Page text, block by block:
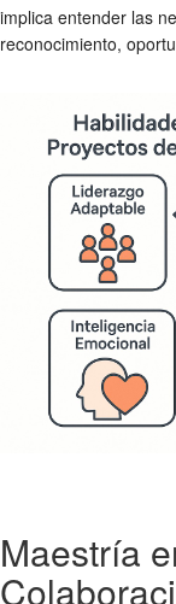
implica entender las
reconocimiento,
Maestría